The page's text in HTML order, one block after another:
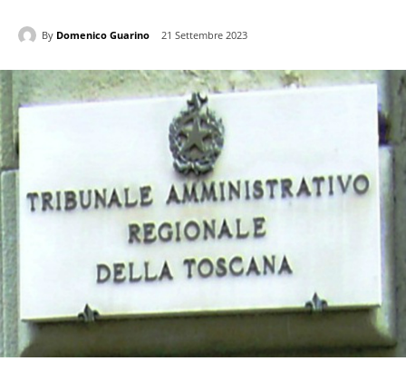
By Domenico Guarino 21 Settembre 2023